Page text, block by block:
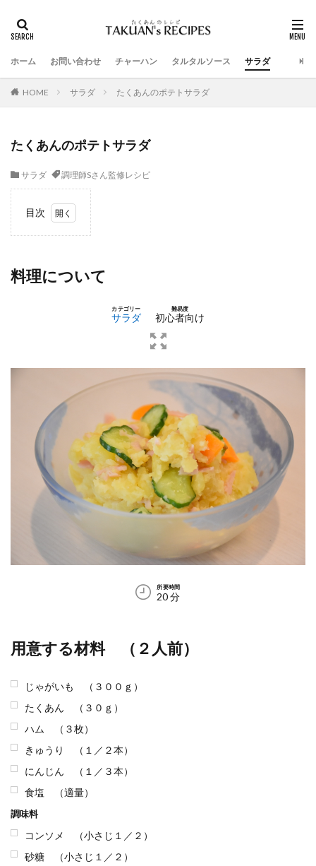
ホーム お問い合わせ チャーハン タルタルソース サラダ
HOME サラダ たくあんのポテトサラダ
たくあんのポテトサラダ
サラダ 調理師Sさん監修レシピ
目次
いて
人
完成
写真
料理について
カテゴリー
サラダ
難易度
初心者向け
所要時間
20 分
用意する材料 （２人前）
じゃがいも （３００ｇ）
たくあん （３０ｇ）
ハム （３枚）
きゅうり （１／２本）
にんじん （１／３本）
食塩 （適量）
調味料
コンソメ （小さじ１／２）
砂糖 （小さじ１／２）